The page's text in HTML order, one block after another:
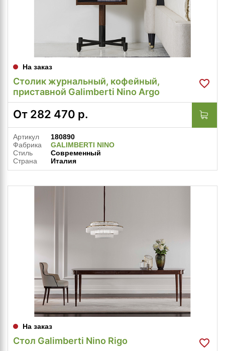
На заказ
Столик журнальный, кофейный,
приставной Galimberti Nino Argo
От 282 470 р.
Артикул
180890
Фабрика
GALIMBERTI NINO
Стиль
Современный
Страна
Италия
На заказ
Стол Galimberti Nino Rigo